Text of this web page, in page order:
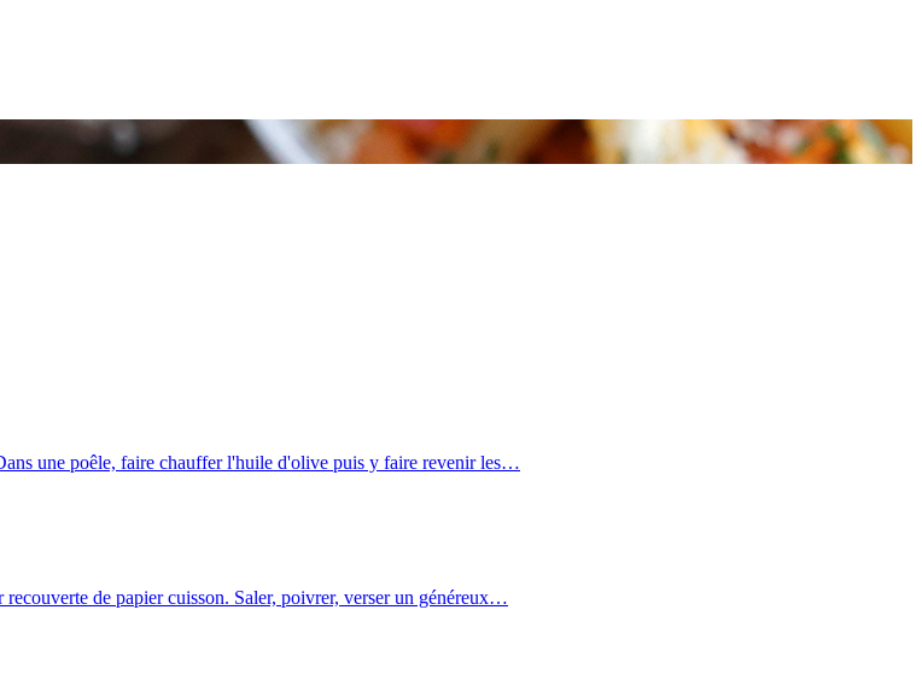
une poêle, faire chauffer l'huile d'olive puis y faire revenir les…
de papier cuisson. Saler, poivrer, verser un généreux…